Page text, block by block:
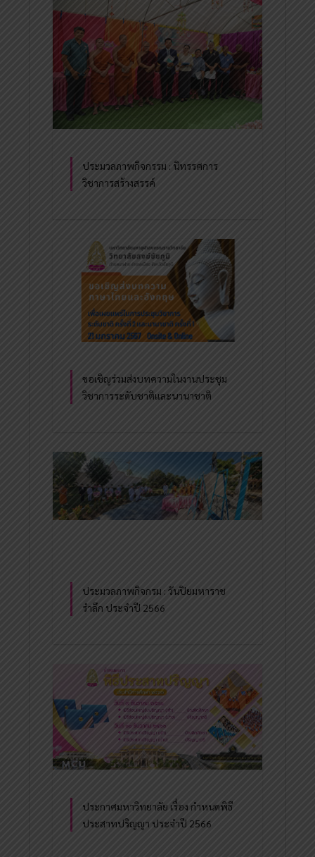
ประมวลภาพกิจกรรม : นิทรรศการ
วิชาการสร้างสรรค์
ขอเชิญร่วมส่งบทความในงานประชุม
วิชาการระดับชาติและนานาชาติ
ประมวลภาพกิจกรม : วันปิยมหาราช
รำลึก ประจำปี 2566
ประกาศมหาวิทยาลัย เรื่อง กำหนดพิธี
ประสาทปริญญา ประจำปี 2566